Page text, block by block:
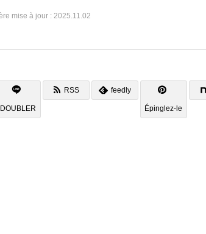
mise à jour : 2025.11.02
DOUBLER
RSS feedly
Épinglez-le